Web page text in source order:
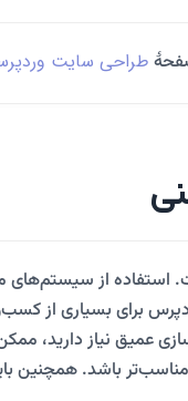
طراحی سایت
برای بسیاری از
عمیق نیاز دارید،